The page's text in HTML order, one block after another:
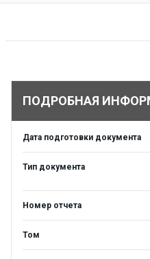
ПОДРОБНАЯ
Дата подготовки документа
Тип документа
Номер отчета
Том